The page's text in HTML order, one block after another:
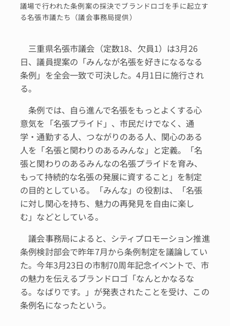
議場で行われた条例案の採決でブランドロゴを手に起立す
る名張市議たち（議会事務局提供）
三重県名張市議会（定数18、欠員1）は3月26
日、議員提案の「みんなが名張を好きになるなる
条例」を全会一致で可決した。4月1日に施行され
る。
条例では、自ら進んで名張をもっとよくする心
意気を「名張プライド」、市民だけでなく、通
学・通勤する人、つながりのある人、関心のある
人を「名張と関わりのあるみんな」と定義。「名
張と関わりのあるみんなの名張プライドを育み、
もって持続的な名張の発展に資すること」を制定
の目的としている。「みんな」の役割は、「名張
に対し関心を持ち、魅力の再発見を自由に楽し
む」などとしている。
議会事務局によると、シティプロモーション推進
条例検討部会で昨年7月から条例制定を議論してい
た。今年3月23日の市制70周年記念イベントで、市
の魅力を伝えるブランドロゴ「なんとかなるな
る。なばりです。」が発表されたことを受け、この
条例名になったという。